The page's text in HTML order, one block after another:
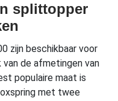
splittopper
zijn beschikbaar voor
de afmetingen van
populaire maat is
met twee